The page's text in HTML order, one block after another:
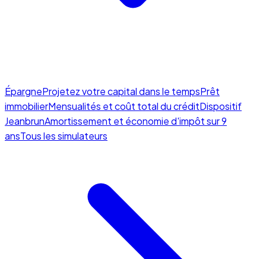
ÉpargneProjetez votre capital dans le tempsPrêt
immobilierMensualités et coût total du créditDispositif
JeanbrunAmortissement et économie d'impôt sur 9
ansTous les simulateurs